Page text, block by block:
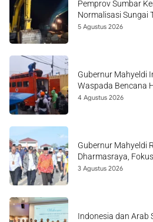
Pemprov Sumbar
Normalisasi Sungai
5 Agustus 2026
Gubernur Mahyeldi
Waspada Bencana
4 Agustus 2026
Gubernur Mahyeldi
Dharmasraya,
3 Agustus 2026
Indonesia dan Arab